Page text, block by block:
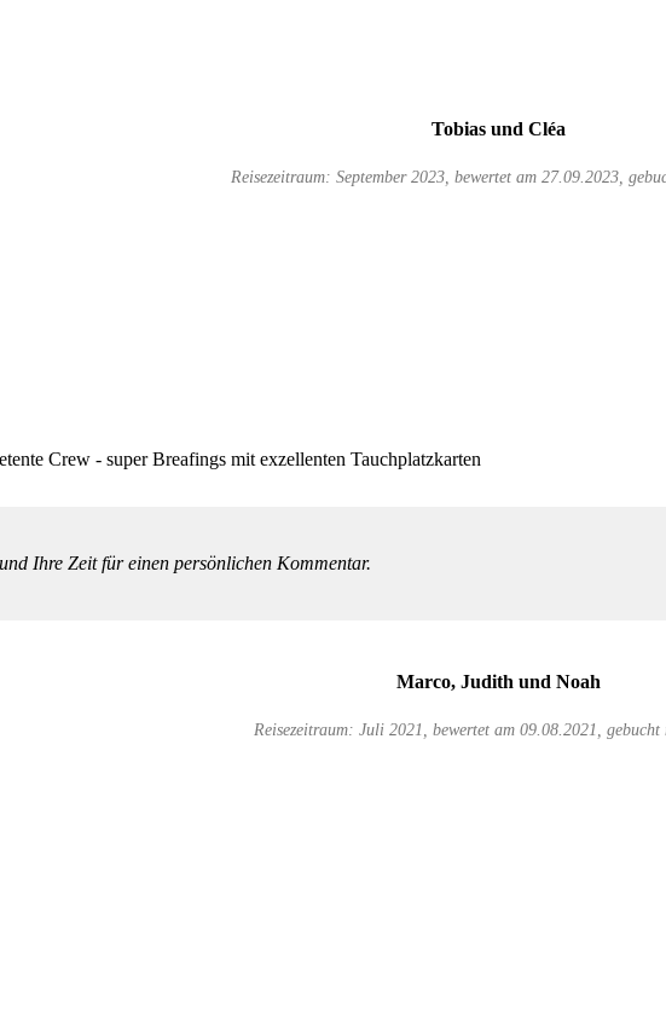
Tobias und Cléa
Reisezeitraum: September 2023, bewertet am 27.09.2023,
Crew - super Breafings mit exzellenten Tauchplatzkarten
Ihre Zeit für einen persönlichen Kommentar.
Marco, Judith und Noah
Reisezeitraum: Juli 2021, bewertet am 09.08.2021, gebucht